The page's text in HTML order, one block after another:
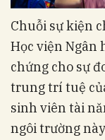
Chuỗi sự kiện
Học viện Ngân
chứng cho sự
trung trí tuệ
sinh viên tài
ngôi trường